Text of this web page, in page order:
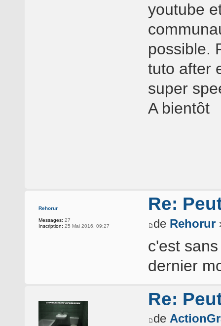
youtube
possible.
tuto after
super
A bientôt
Rehorur
Messages: 27
Inscription: 25 Mai 2016, 09:27
Re:
de Rehorur
c'est
dernier
Re:
de